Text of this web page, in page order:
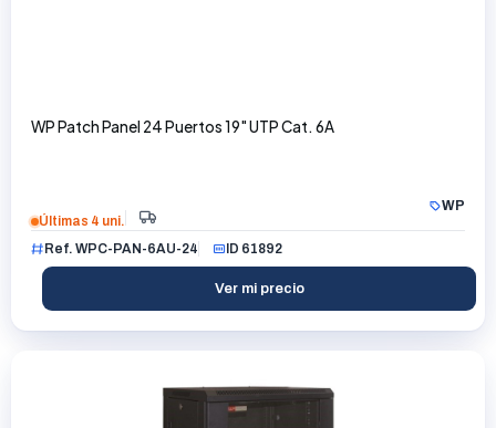
WP Patch Panel 24 Puertos 19" UTP Cat. 6A
WP
Últimas 4 uni.
Ref. WPC-PAN-6AU-24
ID 61892
Ver mi precio